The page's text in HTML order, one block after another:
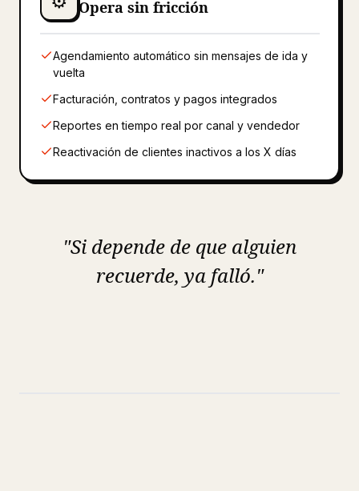
Opera sin fricción
Agendamiento automático sin mensajes de ida y
vuelta
Facturación, contratos y pagos integrados
Reportes en tiempo real por canal y vendedor
Reactivación de clientes inactivos a los X días
"Si depende de que alguien
recuerde, ya falló."